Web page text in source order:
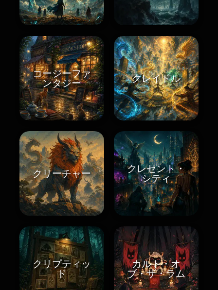
コージーファ
ンタジー
クレイドル
クリーチャー
クレセント・
シティ
クリプティッ
ド
カルト・オ
ブ・ザ・ラム